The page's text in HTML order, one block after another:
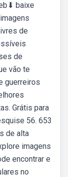
baixe
de
de
vão te
guerreiros
Grátis para
56. 653
de alta
imagens
encontrar e
no